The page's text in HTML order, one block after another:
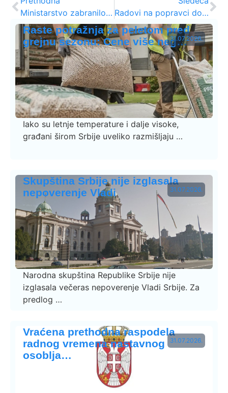
Ministarstvo zabranilo Noć veštica?
Radovi na popravci doma u selu Jakovac
31.07.2026.
Raste potražnja za peletom pred
grejnu sezonu: Cene više neg…
Iako su letnje temperature i dalje visoke,
građani širom Srbije uveliko razmišljaju …
31.07.2026.
Skupština Srbije nije izglasala
nepoverenje Vladi
Narodna skupština Republike Srbije nije
izglasala večeras nepoverenje Vladi Srbije. Za
predlog …
31.07.2026.
Vraćena prethodna raspodela
radnog vremena nastavnog
osoblja…